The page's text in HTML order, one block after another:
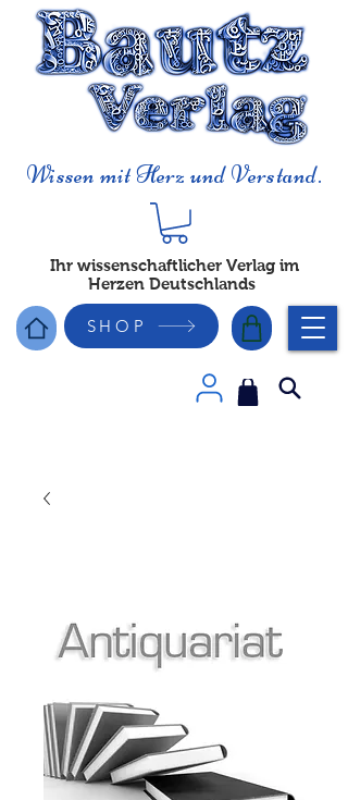
Wissen mit Herz und Verstand.
Ihr wissenschaftlicher Verlag im
Herzen Deutschlands
SHOP